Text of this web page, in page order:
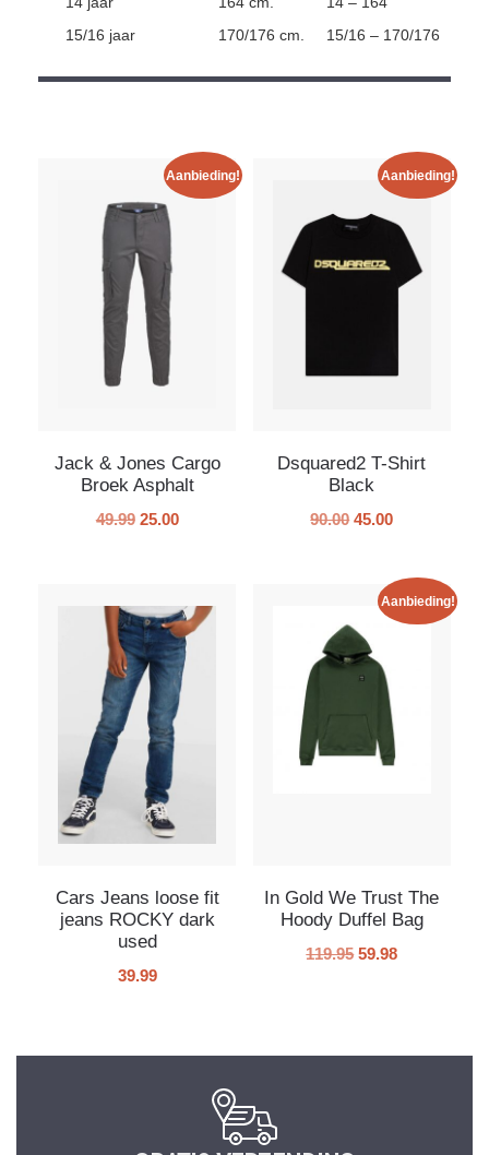
15/16 jaar
170/176 cm. 15/16 – 170/176
Aanbieding!
Jack & Jones Cargo
Broek Asphalt
49.99 25.00
Aanbieding!
Dsquared2 T-Shirt
Black
90.00 45.00
Cars Jeans loose fit
jeans ROCKY dark
used
39.99
Aanbieding!
In Gold We Trust The
Hoody Duffel Bag
119.95 59.98